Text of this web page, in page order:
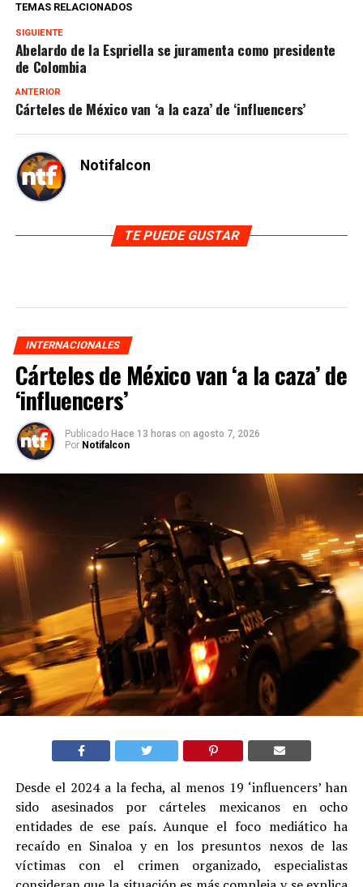
TEMAS RELACIONADOS
SIGUIENTE
Abelardo de la Espriella se juramenta como presidente
de Colombia
ANTERIOR
Cárteles de México van ‘a la caza’ de ‘influencers’
Notifalcon
TE PUEDE GUSTAR
INTERNACIONALES
Cárteles de México van ‘a la caza’ de
‘influencers’
Publicado Hace 13 horas on agosto 7, 2026
Por Notifalcon
Desde el 2024 a la fecha, al menos 19 ‘influencers’ han
sido asesinados por cárteles mexicanos en ocho
entidades de ese país. Aunque el foco mediático ha
recaído en Sinaloa y en los presuntos nexos de las
víctimas con el crimen organizado, especialistas